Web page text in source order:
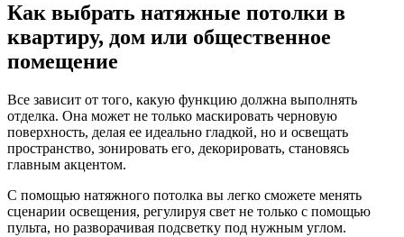
Как выбрать натяжные потолки в
квартиру, дом или общественное
помещение
Все зависит от того, какую функцию должна выполнять
отделка. Она может не только маскировать черновую
поверхность, делая ее идеально гладкой, но и освещать
пространство, зонировать его, декорировать, становясь
главным акцентом.
С помощью натяжного потолка вы легко сможете менять
сценарии освещения, регулируя свет не только с помощью
пульта, но разворачивая подсветку под нужным углом.